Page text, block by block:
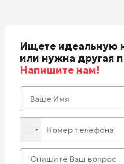
Ищете идеальную
или нужна другая
Напишите нам!